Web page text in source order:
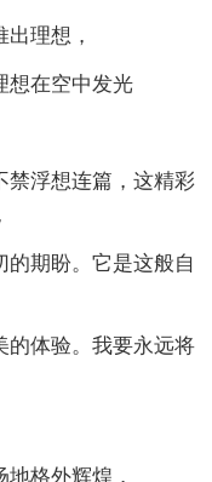
理想，
想在空中发光
禁浮想连篇，这精彩
的期盼。它是这般自
的体验。我要永远将
格外辉煌，